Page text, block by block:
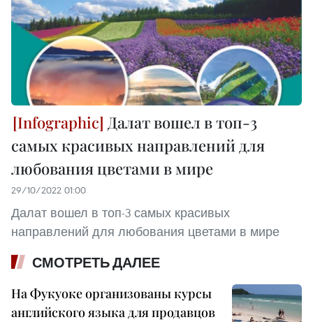
Далат вошел в топ-3
самых красивых направлений для
любования цветами в мире
29/10/2022 01:00
Далат вошел в топ-3 самых красивых
направлений для любования цветами в мире
СМОТРЕТЬ ДАЛЕЕ
На Фукуоке организованы курсы
английского языка для продавцов